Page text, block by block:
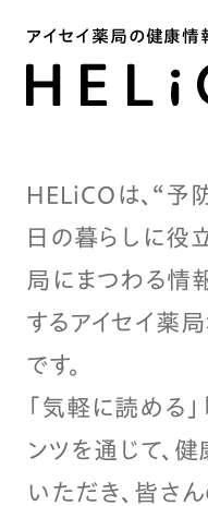
アイセイ薬局の健康情
HELiCOは、“予
日の暮らしに役
局にまつわる情
するアイセイ薬
です。
「気軽に読める
ンツを通じて、
いただき、皆さ